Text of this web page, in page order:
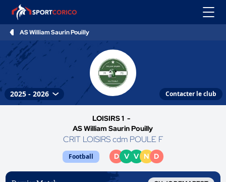
AS William Saurin Pouilly
Contacter le club
LOISIRS 1 -
AS William Saurin Pouilly
CRIT LOISIRS cdm POULE F
Football D V V N D